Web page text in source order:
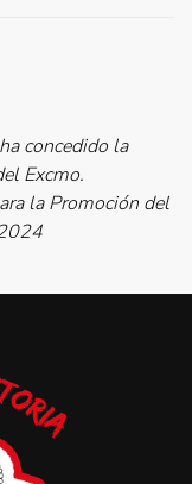
concedido la
Excmo.
la Promoción del